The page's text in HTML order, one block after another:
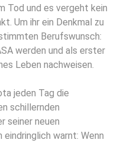
Tod und es vergeht kein
Um ihr ein Denkmal zu
Berufswunsch:
werden und als erster
Leben nachweisen.
jeden Tag die
schillernden
seiner neuen
eindringlich warnt: Wenn